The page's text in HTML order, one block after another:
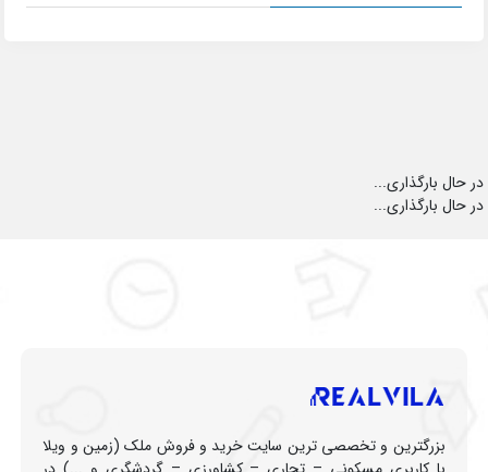
در حال بارگذاری...
در حال بارگذاری...
بزرگترین و تخصصی ترین سایت خرید و فروش ملک (زمین و ویلا